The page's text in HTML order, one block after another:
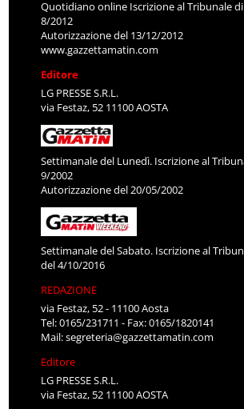
Quotidiano online Iscrizione al Tribunale
8/2012
Autorizzazione del 13/12/2012
www.gazzettamatin.com
Editore
LG PRESSE S.R.L.
via Festaz, 52 11100 AOSTA
Settimanale del Lunedì. Iscrizione al
9/2002
Autorizzazione del 20/05/2002
Settimanale del Sabato. Iscrizione al
del 4/10/2016
REDAZIONE
via Festaz, 52 - 11100 Aosta
Tel: 0165/231711 - Fax: 0165/1820141
Mail:segreteria@gazzettamatin.com
Editore
LG PRESSE S.R.L.
via Festaz, 52 11100 AOSTA